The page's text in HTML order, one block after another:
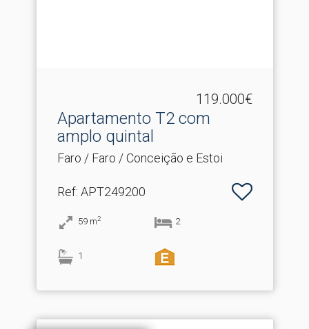
119.000€
Apartamento T2 com
amplo quintal
Faro / Faro / Conceição e Estoi
Ref: APT249200
59 m2 2
1